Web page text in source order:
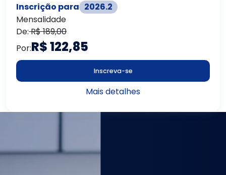
Inscrição para 2026.2
Mensalidade
De: R$ 189,00
Por:R$ 122,85
Inscreva-se
Mais detalhes